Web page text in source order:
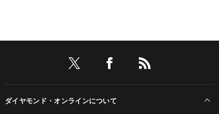
ダイヤモンド・オンラインについて